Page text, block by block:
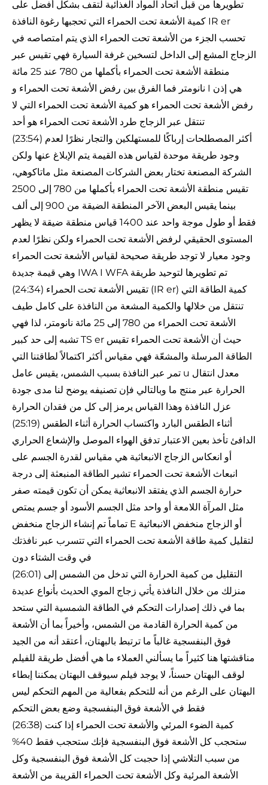
تطويرها من قبل اتحاد المواد الغذائية لتقف بشكل أفضل على
كمية الأشعة تحت الحمراء التي تحجبها رغوة النافذة IR er
تحسب الجزء من الأشعة تحت الحمراء الذي يتم امتصاصه في
الزجاج المشع إلى الداخل لتسخين غرفة السيارة فهي تقيس عبر
منطقة الأشعة تحت الحمراء بأكملها من 780 عند 25 مائة
نانومتر فما الفرق بين رفض الأشعة تحت الحمراء و I هي إذن
رفض الأشعة تحت الحمراء هو كمية الأشعة تحت الحمراء التي لا
تنتقل عبر الزجاج طرد الأشعة تحت الحمراء هو أحد
(23:54) أكثر المصطلحات إرباكًا للمستهلكين والتجار نظرًا لعدم
وجود طريقة موحدة لقياس هذه القيمة يتم الإبلاغ عنها ولكن
الشركة المصنعة تختار بعض الشركات المصنعة مثل ماتاكوهي،
تقيس منطقة الأشعة تحت الحمراء بأكملها من 780 إلى 2500
بينما يقيس البعض الآخر المنطقة الضيقة من 900 إلى ألف
فقط أو طول موجة واحد عند 1400 قياس منطقة ضيقة لا يظهر
المستوى الحقيقي لرفض الأشعة تحت الحمراء ولكن نظرًا لعدم
وجود معيار لا توجد طريقة صحيحة لقياس الأشعة تحت الحمراء
وهي قيمة جديدة IWA I WFA تم تطويرها لتوحيد طريقة
(24:34) تقيس الأشعة تحت الحمراء (IR er) كمية الطاقة التي
تنتقل من خلالها والكمية المشعة من النافذة على كامل طيف
الأشعة تحت الحمراء من 780 إلى 25 مائة نانومتر، لذا فهي
تشبه إلى حد كبير TS er حيث أن الأشعة تحت الحمراء تقيس
الطاقة المرسلة والمشعّة فهي مقياس أكثر اكتمالاً لطاقتنا التي
تمر عبر النافذة بسبب الشمس، يقيس عامل u معدل انتقال
الحرارة عبر منتج ما وبالتالي فإن تصنيفه يوضح لنا مدى جودة
عزل النافذة وهذا القياس يرمز إلى كل من فقدان الحرارة
(25:19) أثناء الطقس البارد واكتساب الحرارة أثناء الطقس
الدافئ تأخذ بعين الاعتبار تدفق الهواء الموصل والإشعاع الحراري
أو انعكاس الزجاج الانبعاثية هي مقياس لقدرة الجسم على
انبعاث الأشعة تحت الحمراء تشير الطاقة المنبعثة إلى درجة
حرارة الجسم الذي يفتقد الانبعاثية يمكن أن تكون قيمته صفر
مثل المرآة اللامعة أو واحد مثل الجسم الأسود أو جسم يمتص
تماماً تم إنشاء الزجاج منخفض E أو الزجاج منخفض الانبعاثية
لتقليل كمية طاقة الأشعة تحت الحمراء التي تتسرب عبر نافذتك
في وقت الشتاء دون
(26:01) التقليل من كمية الحرارة التي تدخل من الشمس إلى
منزلك من خلال النافذة يأتي زجاج الموي الحديث بأنواع عديدة
بما في ذلك إصدارات التحكم في الطاقة الشمسية التي ستحد
من كمية الحرارة القادمة من الشمس، وأخيراً بما أن الأشعة
فوق البنفسجية غالباً ما ترتبط بالبهتان، أعتقد أنه من الجيد
مناقشتها هنا كثيراً ما يسألني العملاء ما هي أفضل طريقة للفيلم
لوقف البهتان حسناً، لا يوجد فيلم سيوقف البهتان يمكننا إبطاء
البهتان على الرغم من أنه للتحكم بفعالية من المهم التحكم ليس
فقط في الأشعة فوق البنفسجية وضع بعض التحكم
(26:38) كمية الضوء المرئي والأشعة تحت الحمراء إذا كنت
ستحجب كل الأشعة فوق البنفسجية فإنك ستحجب فقط 40%
من سبب التلاشي إذا حجبت كل الأشعة فوق البنفسجية وكل
الأشعة المرئية وكل الأشعة تحت الحمراء القريبة من الأشعة